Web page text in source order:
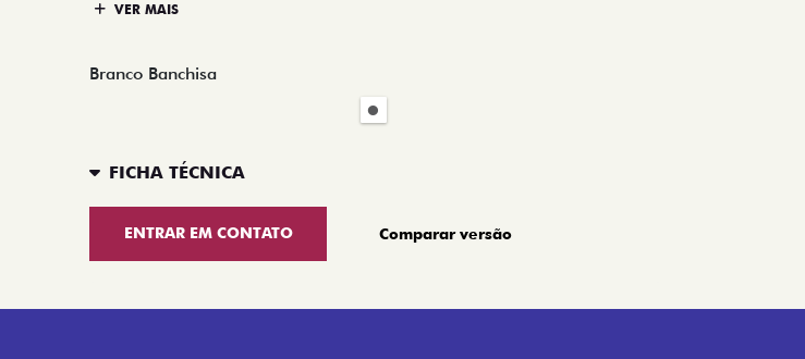
VER MAIS
Branco Banchisa
FICHA TÉCNICA
ENTRAR EM CONTATO Comparar versão